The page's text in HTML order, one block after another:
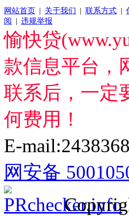
网站首页 | 关于我们 | 联系方式 |
阅
| 违规举报
愉快贷
款信息平台，
联系后，一定
何费用！
E-
网安备